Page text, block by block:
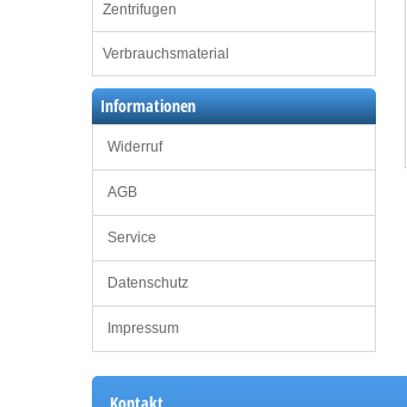
Zentrifugen
Verbrauchsmaterial
Informationen
Widerruf
AGB
Service
Datenschutz
Impressum